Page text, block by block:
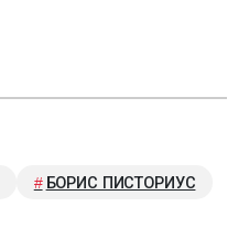
БОРИС ПИСТОРИУС